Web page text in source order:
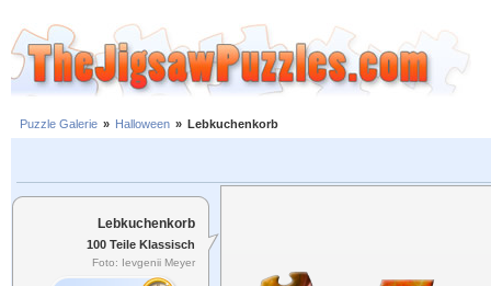
Puzzle Galerie » Halloween » Lebkuchenkorb
Lebkuchenkorb
100 Teile Klassisch
Foto: Ievgenii Meyer